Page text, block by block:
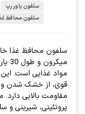
سلفون پاور رپ
سلفون محافظ
مواد غذایی است.
قوی، از خشک شدن و
مقاومت بالایی
پروتئینی، شیرینی و